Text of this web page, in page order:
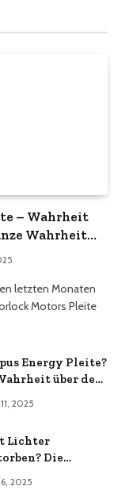
– Wahrheit
Wahrheit
letzten Monaten
Motors Pleite
Energy Pleite?
über den
2025
Lichter
Die
2025